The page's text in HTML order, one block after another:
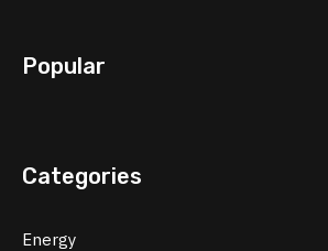
Popular
Categories
Energy